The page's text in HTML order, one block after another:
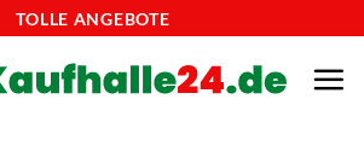
TOLLE ANGEBOTE